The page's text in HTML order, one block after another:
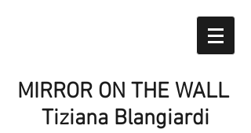
MIRROR ON THE WALL
Tiziana Blangiardi